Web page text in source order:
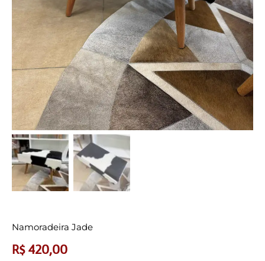
Namoradeira Jade
R$420,00